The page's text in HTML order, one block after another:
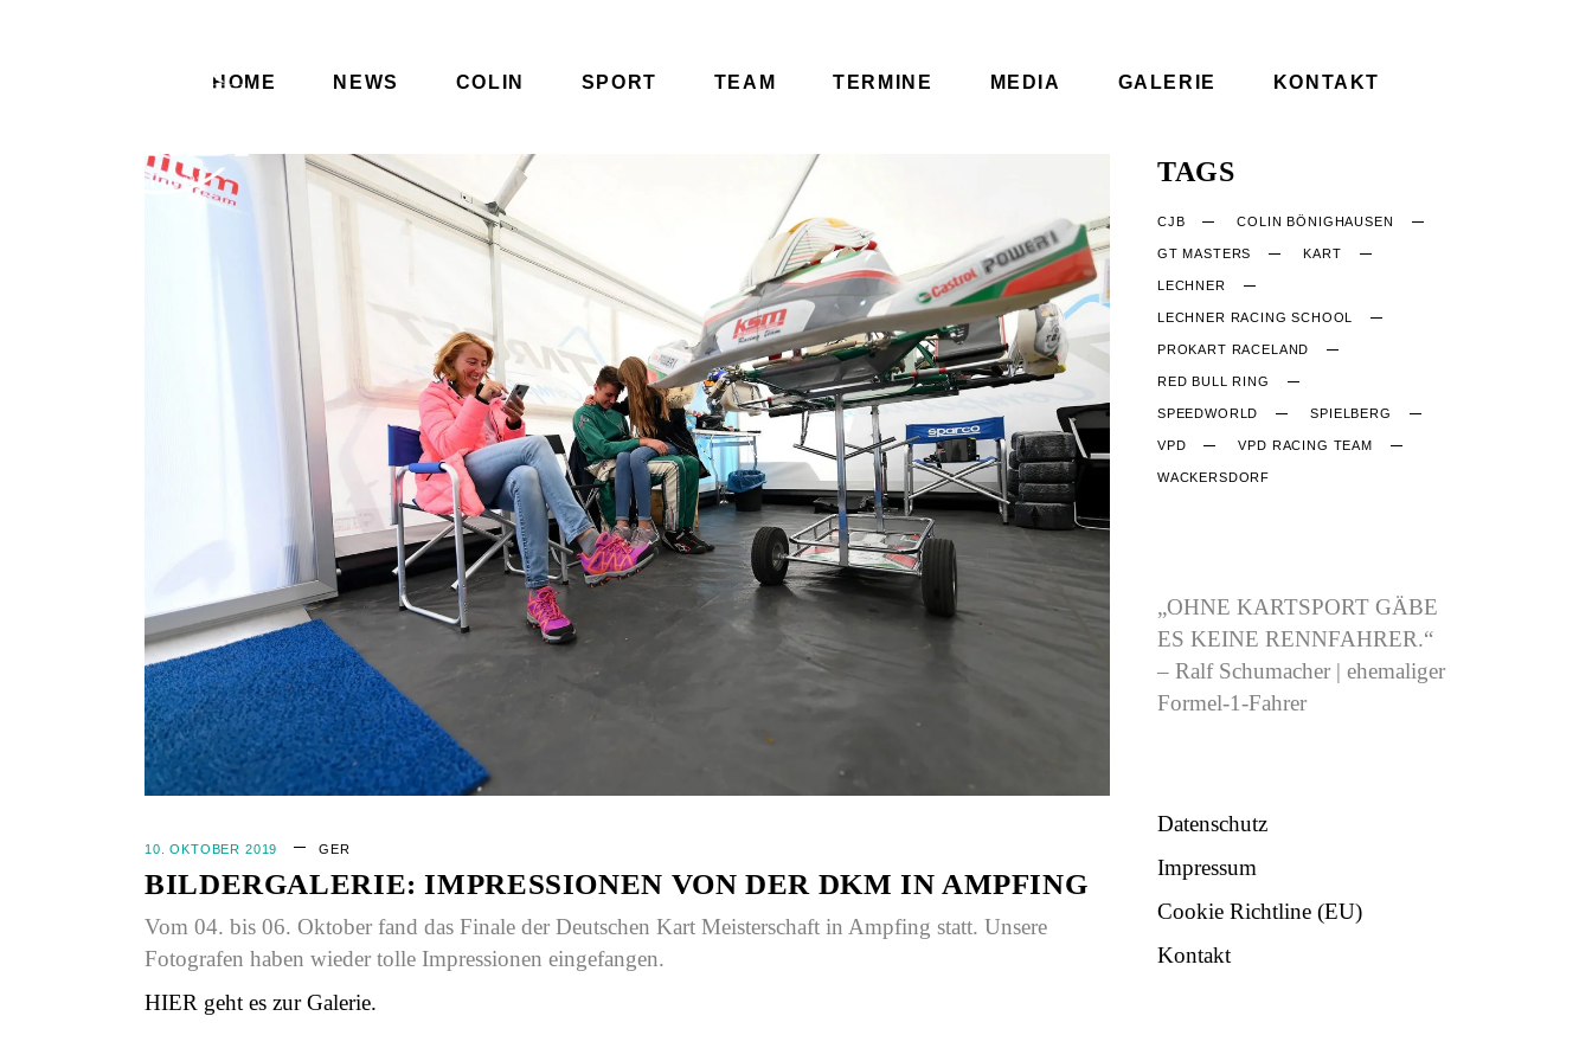
HOME NEWS COLIN SPORT TEAM TERMINE MEDIA GALERIE KONTAKT
10. OKTOBER 2019 GER
BILDERGALERIE: IMPRESSIONEN VON DER DKM IN AMPFING
Vom 04. bis 06. Oktober fand das Finale der Deutschen Kart Meisterschaft in Ampfing statt. Unsere
Fotografen haben wieder tolle Impressionen eingefangen.
HIER geht es zur Galerie.
TAGS
CJB COLIN BÖNIGHAUSEN
GT MASTERS KART
LECHNER
LECHNER RACING SCHOOL
PROKART RACELAND
RED BULL RING
SPEEDWORLD SPIELBERG
VPD VPD RACING TEAM
WACKERSDORF
„OHNE KARTSPORT GÄBE
ES KEINE RENNFAHRER.“
– Ralf Schumacher | ehemaliger
Formel-1-Fahrer
Datenschutz
Impressum
Cookie Richtline (EU)
Kontakt